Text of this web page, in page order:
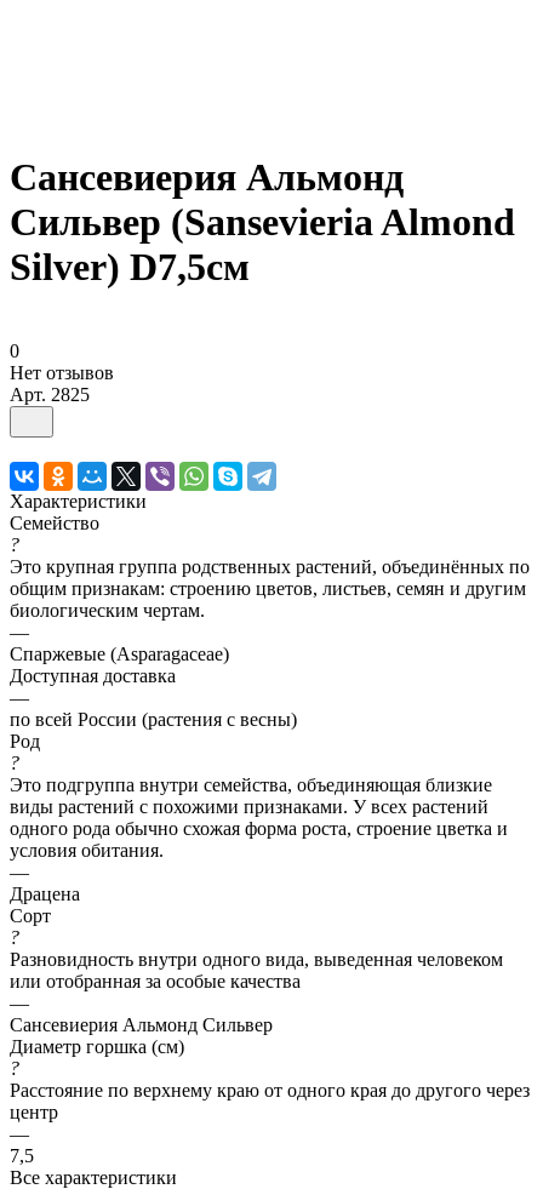
Сансевиерия Альмонд
Сильвер (Sansevieria Almond
Silver) D7,5см
0
Нет отзывов
Арт. 2825
Характеристики
Семейство
?
Это крупная группа родственных растений, объединённых по
общим признакам: строению цветов, листьев, семян и другим
биологическим чертам.
—
Спаржевые (Asparagaceae)
Доступная доставка
—
по всей России (растения с весны)
Род
?
Это подгруппа внутри семейства, объединяющая близкие
виды растений с похожими признаками. У всех растений
одного рода обычно схожая форма роста, строение цветка и
условия обитания.
—
Драцена
Сорт
?
Разновидность внутри одного вида, выведенная человеком
или отобранная за особые качества
—
Сансевиерия Альмонд Сильвер
Диаметр горшка (см)
?
Расстояние по верхнему краю от одного края до другого через
центр
—
7,5
Все характеристики